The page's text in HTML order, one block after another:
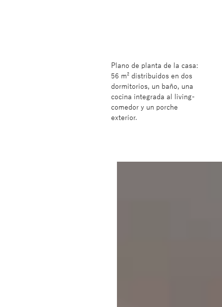
Plano de planta de la casa:
56 m² distribuidos en dos
dormitorios, un baño, una
cocina integrada al living-
comedor y un porche
exterior.